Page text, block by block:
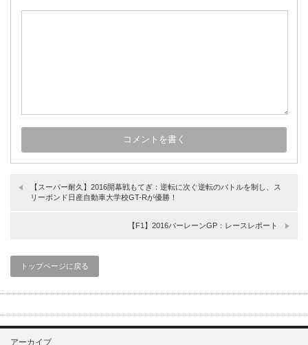
【スーパー耐久】2016開幕戦もてぎ：逆転に次ぐ逆転のバトルを制し、ス
リーボンド日産自動車大学校GT-Rが優勝！
【F1】2016バーレーンGP：レースレポート
トップページに戻る
アーカイブ